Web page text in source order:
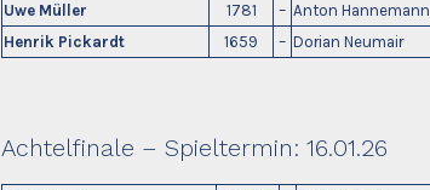
Uwe Müller
1781 – Anton Hannemann
Henrik Pickardt
1659 – Dorian Neumair
Achtelfinale – Spieltermin: 16.01.26